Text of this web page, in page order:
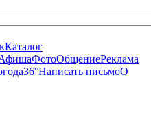
Каталог
ФотоОбщениеРеклама
36°Написать письмоО